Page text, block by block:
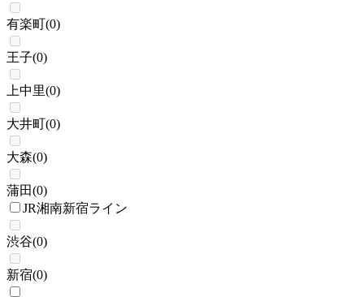
有楽町(0)
王子(0)
上中里(0)
大井町(0)
大森(0)
蒲田(0)
JR湘南新宿ライン
渋谷(0)
新宿(0)